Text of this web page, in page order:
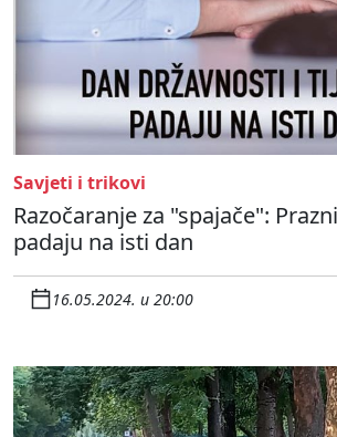
Savjeti i trikovi
Razočaranje za "spajače":
padaju na isti dan
16.05.2024. u 20:00